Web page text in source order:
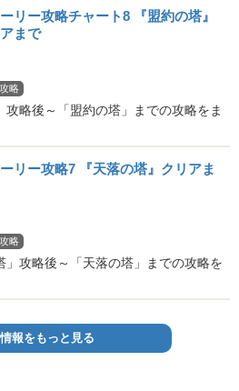
リー攻略チャート8 『盟約の塔』
まで
略
略後～「盟約の塔」までの攻略をま
リー攻略7 『天落の塔』クリアま
略
攻略後～「天落の塔」までの攻略を
報をもっと見る